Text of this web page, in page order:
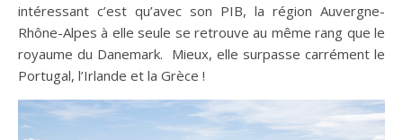
intéressant c’est qu’avec son PIB, la région Auvergne-
Rhône-Alpes à elle seule se retrouve au même rang que le
royaume du Danemark. Mieux, elle surpasse carrément le
Portugal, l’Irlande et la Grèce !